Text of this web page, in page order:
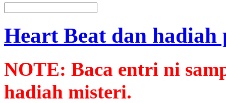
Heart Beat dan hadiah
NOTE: Baca entri ni
hadiah misteri.